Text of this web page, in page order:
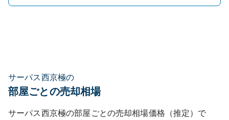
サーパス西京極の
部屋ごとの売却相場
サーパス西京極の部屋ごとの売却相場価格（推定）で